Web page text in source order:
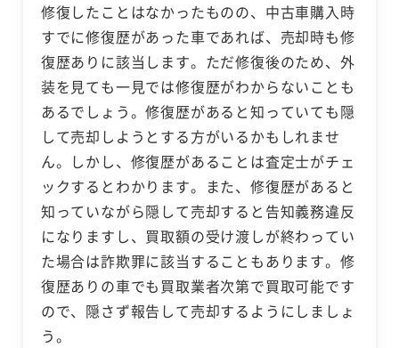
修復したことはなかったものの、中古車購入時
すでに修復歴があった車であれば、売却時も修
復歴ありに該当します。ただ修復後のため、外
装を見ても一見では修復歴がわからないことも
あるでしょう。修復歴があると知っていても隠
して売却しようとする方がいるかもしれませ
ん。しかし、修復歴があることは査定士がチェ
ックするとわかります。また、修復歴があると
知っていながら隠して売却すると告知義務違反
になりますし、買取額の受け渡しが終わってい
た場合は詐欺罪に該当することもあります。修
復歴ありの車でも買取業者次第で買取可能です
ので、隠さず報告して売却するようにしましょ
う。